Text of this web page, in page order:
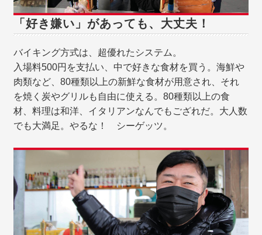
「好き嫌い」があっても、大丈夫！
バイキング方式は、超優れたシステム。
入場料500円を支払い、中で好きな食材を買う。海鮮や
肉類など、80種類以上の新鮮な食材が用意され、それ
を焼く炭やグリルも自由に使える。80種類以上の食
材、料理は和洋、イタリアンなんでもござれだ。大人数
でも大満足。やるな！ シーゲッツ。